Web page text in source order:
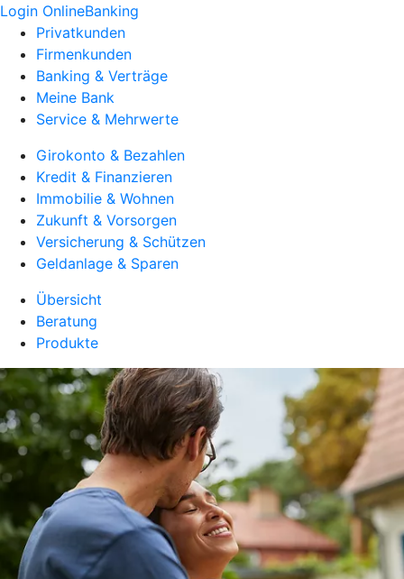
Login OnlineBanking
Privatkunden
Firmenkunden
Banking & Verträge
Meine Bank
Service & Mehrwerte
Girokonto & Bezahlen
Kredit & Finanzieren
Immobilie & Wohnen
Zukunft & Vorsorgen
Versicherung & Schützen
Geldanlage & Sparen
Übersicht
Beratung
Produkte